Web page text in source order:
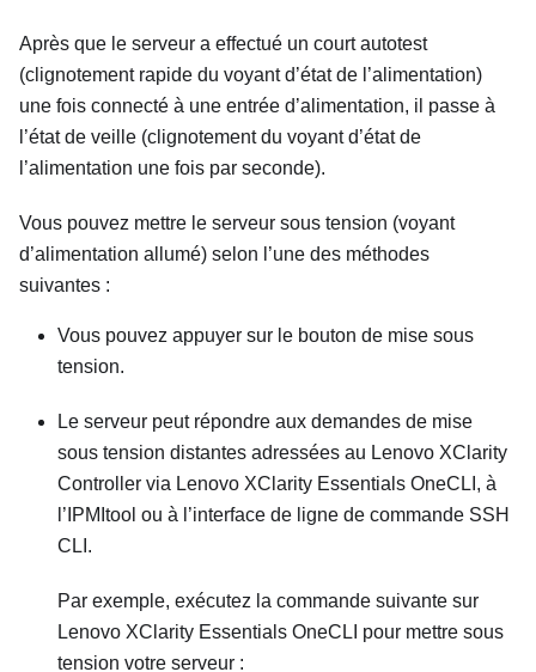
Après que le serveur a effectué un court autotest
(clignotement rapide du voyant d’état de l’alimentation)
une fois connecté à une entrée d’alimentation, il passe à
l’état de veille (clignotement du voyant d’état de
l’alimentation une fois par seconde).
Vous pouvez mettre le serveur sous tension (voyant
d’alimentation allumé) selon l’une des méthodes
suivantes :
Vous pouvez appuyer sur le bouton de mise sous
tension.
Le serveur peut répondre aux demandes de mise
sous tension distantes adressées au Lenovo XClarity
Controller via Lenovo XClarity Essentials OneCLI , à
l’IPMItool ou à l’interface de ligne de commande SSH
CLI.
Par exemple, exécutez la commande suivante sur
Lenovo XClarity Essentials OneCLI pour mettre sous
tension votre serveur :